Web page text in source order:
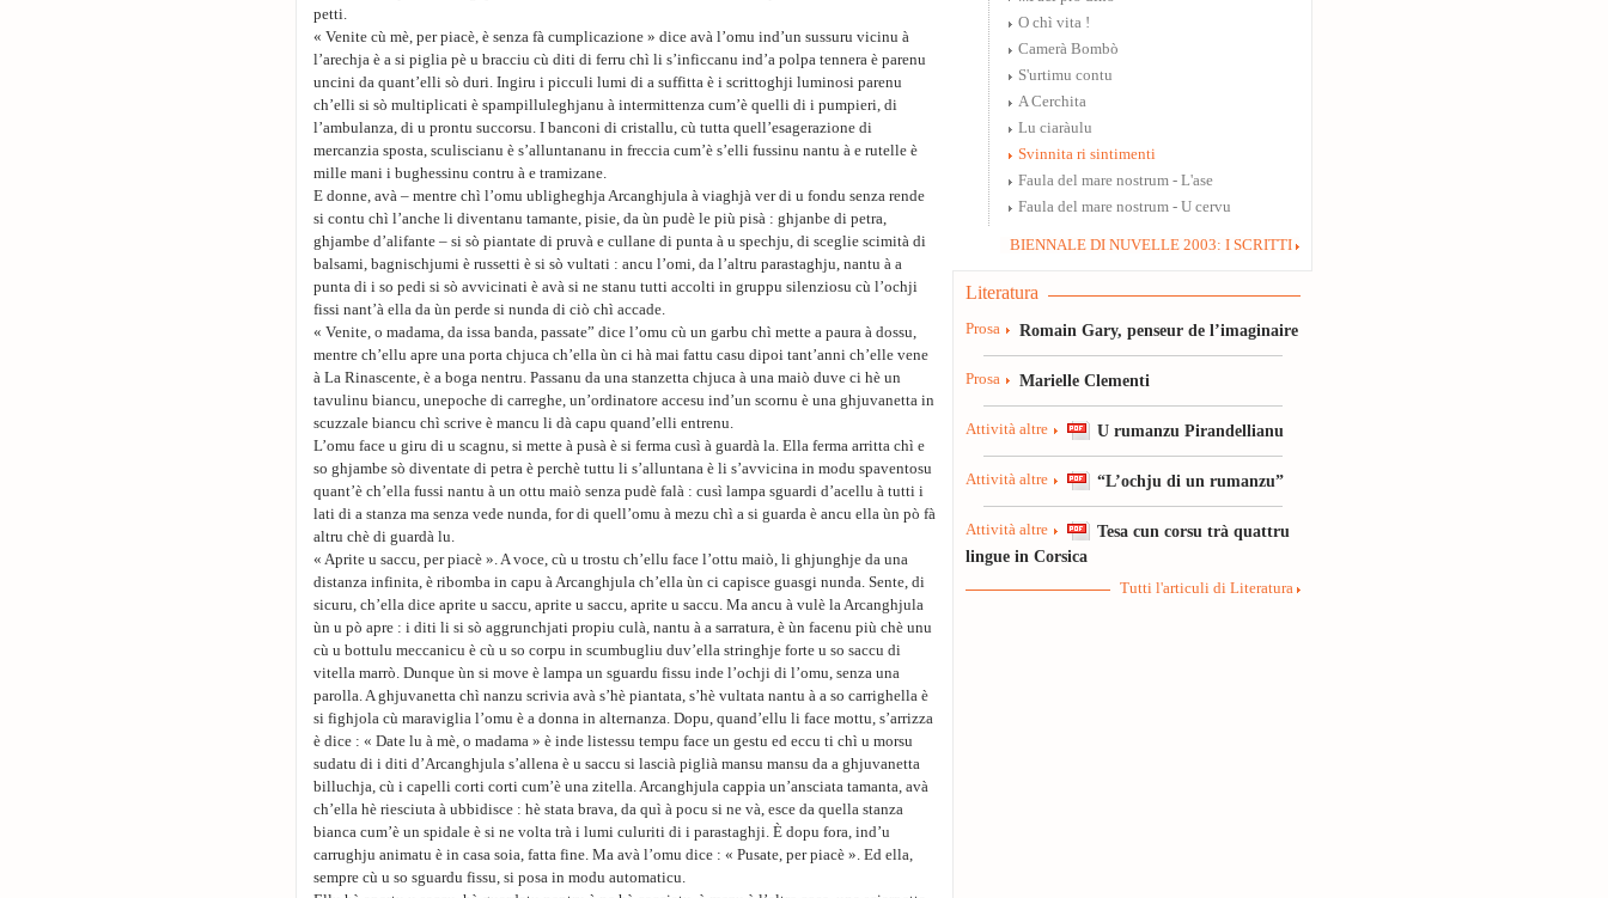
petti.
« Venite cù mè, per piacè, è senza fà cumplicazione » dice avà l’omu ind’un sussuru vicinu à
l’arechja è a si piglia pè u bracciu cù diti di ferru chì li s’inficcanu ind’a polpa tennera è parenu
uncini da quant’elli sò duri. Ingiru i picculi lumi di a suffitta è i scrittoghji luminosi parenu
ch’elli si sò multiplicati è spampilluleghjanu à intermittenza cum’è quelli di i pumpieri, di
l’ambulanza, di u prontu succorsu. I banconi di cristallu, cù tutta quell’esagerazione di
mercanzia sposta, sculiscianu è s’alluntananu in freccia cum’è s’elli fussinu nantu à e rutelle è
mille mani i bughessinu contru à e tramizane.
E donne, avà – mentre chì l’omu ubligheghja Arcanghjula à viaghjà ver di u fondu senza rende
si contu chì l’anche li diventanu tamante, pisie, da ùn pudè le più pisà : ghjanbe di petra,
ghjambe d’alifante – si sò piantate di pruvà e cullane di punta à u spechju, di sceglie scimità di
balsami, bagnischjumi è russetti è si sò vultati : ancu l’omi, da l’altru parastaghju, nantu à a
punta di i so pedi si sò avvicinati è avà si ne stanu tutti accolti in gruppu silenziosu cù l’ochji
fissi nant’à ella da ùn perde si nunda di ciò chì accade.
« Venite, o madama, da issa banda, passate” dice l’omu cù un garbu chì mette a paura à dossu,
mentre ch’ellu apre una porta chjuca ch’ella ùn ci hà mai fattu casu dipoi tant’anni ch’elle vene
à La Rinascente, è a boga nentru. Passanu da una stanzetta chjuca à una maiò duve ci hè un
tavulinu biancu, unepoche di carreghe, un’ordinatore accesu ind’un scornu è una ghjuvanetta in
scuzzale biancu chì scrive è mancu li dà capu quand’elli entrenu.
L’omu face u giru di u scagnu, si mette à pusà è si ferma cusì à guardà la. Ella ferma arritta chì e
so ghjambe sò diventate di petra è perchè tuttu li s’alluntana è li s’avvicina in modu spaventosu
quant’è ch’ella fussi nantu à un ottu maiò senza pudè falà : cusì lampa sguardi d’acellu à tutti i
lati di a stanza ma senza vede nunda, for di quell’omu à mezu chì a si guarda è ancu ella ùn pò fà
altru chè di guardà lu.
« Aprite u saccu, per piacè ». A voce, cù u trostu ch’ellu face l’ottu maiò, li ghjunghje da una
distanza infinita, è ribomba in capu à Arcanghjula ch’ella ùn ci capisce guasgi nunda. Sente, di
sicuru, ch’ella dice aprite u saccu, aprite u saccu, aprite u saccu. Ma ancu à vulè la Arcanghjula
ùn u pò apre : i diti li si sò aggrunchjati propiu culà, nantu à a sarratura, è ùn facenu più chè unu
cù u bottulu meccanicu è cù u so corpu in scumbugliu duv’ella stringhje forte u so saccu di
vitella marrò. Dunque ùn si move è lampa un sguardu fissu inde l’ochji di l’omu, senza una
parolla. A ghjuvanetta chì nanzu scrivia avà s’hè piantata, s’hè vultata nantu à a so carrighella è
si fighjola cù maraviglia l’omu è a donna in alternanza. Dopu, quand’ellu li face mottu, s’arrizza
è dice : « Date lu à mè, o madama » è inde listessu tempu face un gestu ed eccu ti chì u morsu
sudatu di i diti d’Arcanghjula s’allena è u saccu si lascià piglià mansu mansu da a ghjuvanetta
billuchja, cù i capelli corti corti cum’è una zitella. Arcanghjula cappia un’ansciata tamanta, avà
ch’ella hè riesciuta à ubbidisce : hè stata brava, da quì à pocu si ne và, esce da quella stanza
bianca cum’è un spidale è si ne volta trà i lumi culuriti di i parastaghji. È dopu fora, ind’u
carrughju animatu è in casa soia, fatta fine. Ma avà l’omu dice : « Pusate, per piacè ». Ed ella,
sempre cù u so sguardu fissu, si posa in modu automaticu.
O chì vita !
Camerà Bombò
S'urtimu contu
A Cerchita
Lu ciaràulu
Svinnita ri sintimenti
Faula del mare nostrum - L'ase
Faula del mare nostrum - U cervu
BIENNALE DI NUVELLE 2003: I SCRITTI
Literatura
Prosa Romain Gary, penseur de l’imaginaire
Prosa Marielle Clementi
Attività altre U rumanzu Pirandellianu
Attività altre “L’ochju di un rumanzu”
Attività altre
Tesa cun corsu trà quattru
lingue in Corsica
Tutti l'articuli di Literatura